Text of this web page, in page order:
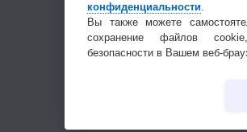
конфиденциальности.
Вы также можете
сохранение файлов
безопасности в Вашем веб-